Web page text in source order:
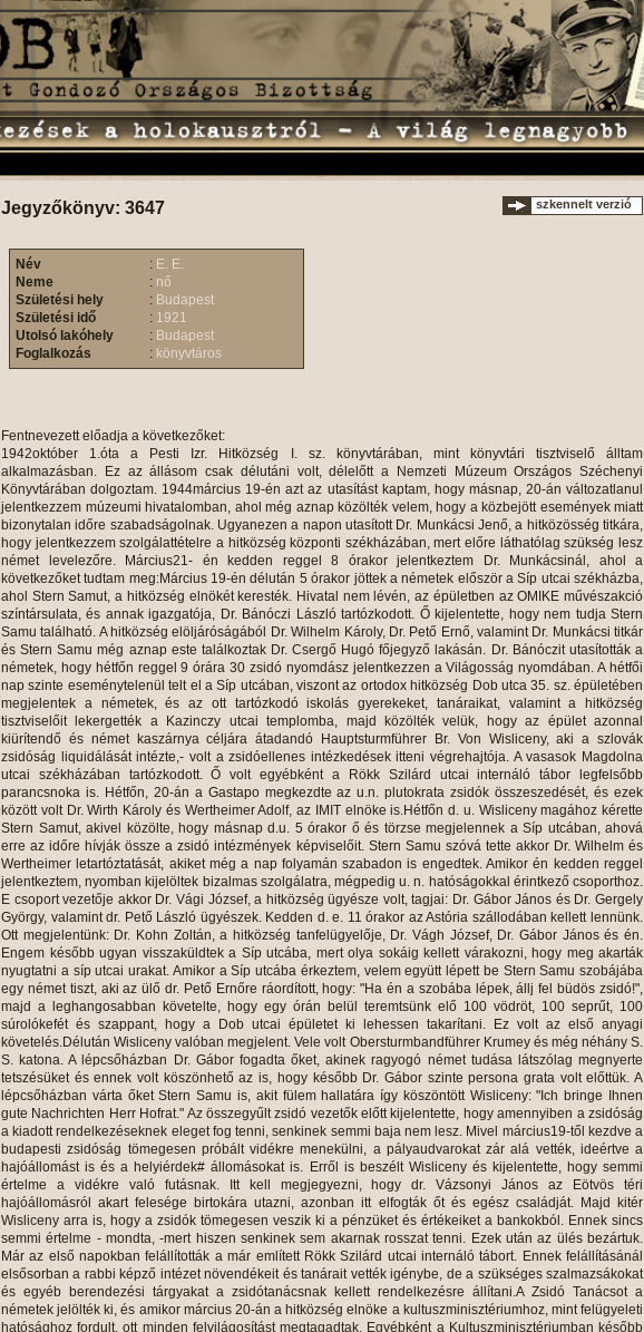
Jegyzőkönyv: 3647 szkennelt verzió
Név : E. E.
Neme
: nő
Születési hely
: Budapest
Születési idő
: 1921
Utolsó lakóhely
: Budapest
Foglalkozás
: könyvtáros
Fentnevezett előadja a következőket:
1942október 1.óta a Pesti Izr. Hitközség I. sz. könyvtárában, mint könyvtári tisztviselő álltam alkalmazásban. Ez az állásom csak délutáni volt, délelőtt a Nemzeti Múzeum Országos Széchenyi Könyvtárában dolgoztam. 1944március 19-én azt az utasítást kaptam, hogy másnap, 20-án változatlanul jelentkezzem múzeumi hivatalomban, ahol még aznap közölték velem, hogy a közbejött események miatt bizonytalan időre szabadságolnak. Ugyanezen a napon utasított Dr. Munkácsi Jenő, a hitközösség titkára, hogy jelentkezzem szolgálattételre a hitközség központi székházában, mert előre láthatólag szükség lesz német levelezőre. Március21- én kedden reggel 8 órakor jelentkeztem Dr. Munkácsinál, ahol a következőket tudtam meg:Március 19-én délután 5 órakor jöttek a németek először a Síp utcai székházba, ahol Stern Samut, a hitközség elnökét keresték. Hivatal nem lévén, az épületben az OMIKE művészakció színtársulata, és annak igazgatója, Dr. Bánóczi László tartózkodott. Ő kijelentette, hogy nem tudja Stern Samu található. A hitközség elöljáróságából Dr. Wilhelm Károly, Dr. Pető Ernő, valamint Dr. Munkácsi titkár és Stern Samu még aznap este találkoztak Dr. Csergő Hugó főjegyző lakásán. Dr. Bánóczit utasították a németek, hogy hétfőn reggel 9 órára 30 zsidó nyomdász jelentkezzen a Világosság nyomdában. A hétfői nap szinte eseménytelenül telt el a Síp utcában, viszont az ortodox hitközség Dob utca 35. sz. épületében megjelentek a németek, és az ott tartózkodó iskolás gyerekeket, tanáraikat, valamint a hitközség tisztviselőit lekergették a Kazinczy utcai templomba, majd közölték velük, hogy az épület azonnal kiürítendő és német kaszárnya céljára átadandó Hauptsturmführer Br. Von Wisliceny, aki a szlovák zsidóság liquidálását intézte,- volt a zsidóellenes intézkedések itteni végrehajtója. A vasasok Magdolna utcai székházában tartózkodott. Ő volt egyébként a Rökk Szilárd utcai internáló tábor legfelsőbb parancsnoka is. Hétfőn, 20-án a Gastapo megkezdte az u.n. plutokrata zsidók összeszedését, és ezek között volt Dr. Wirth Károly és Wertheimer Adolf, az IMIT elnöke is.Hétfőn d. u. Wisliceny magához kérette Stern Samut, akivel közölte, hogy másnap d.u. 5 órakor ő és törzse megjelennek a Síp utcában, ahová erre az időre hívják össze a zsidó intézmények képviselőit. Stern Samu szóvá tette akkor Dr. Wilhelm és Wertheimer letartóztatását, akiket még a nap folyamán szabadon is engedtek. Amikor én kedden reggel jelentkeztem, nyomban kijelöltek bizalmas szolgálatra, mégpedig u. n. hatóságokkal érintkező csoporthoz. E csoport vezetője akkor Dr. Vági József, a hitközség ügyésze volt, tagjai: Dr. Gábor János és Dr. Gergely György, valamint dr. Pető László ügyészek. Kedden d. e. 11 órakor az Astória szállodában kellett lennünk. Ott megjelentünk: Dr. Kohn Zoltán, a hitközség tanfelügyelője, Dr. Vágh József, Dr. Gábor János és én. Engem később ugyan visszaküldtek a Síp utcába, mert olya sokáig kellett várakozni, hogy meg akarták nyugtatni a síp utcai urakat. Amikor a Síp utcába érkeztem, velem együtt lépett be Stern Samu szobájába egy német tiszt, aki az ülő dr. Pető Ernőre ráordított, hogy: "Ha én a szobába lépek, állj fel büdös zsidó!", majd a leghangosabban követelte, hogy egy órán belül teremtsünk elő 100 vödröt, 100 seprűt, 100 súrolókefét és szappant, hogy a Dob utcai épületet ki lehessen takarítani. Ez volt az első anyagi követelés.Délután Wisliceny valóban megjelent. Vele volt Obersturmbandführer Krumey és még néhány S. S. katona. A lépcsőházban Dr. Gábor fogadta őket, akinek ragyogó német tudása látszólag megnyerte tetszésüket és ennek volt köszönhető az is, hogy később Dr. Gábor szinte persona grata volt előttük. A lépcsőházban várta őket Stern Samu is, akit fülem hallatára így köszöntött Wisliceny: "Ich bringe Ihnen gute Nachrichten Herr Hofrat." Az összegyűlt zsidó vezetők előtt kijelentette, hogy amennyiben a zsidóság a kiadott rendelkezéseknek eleget fog tenni, senkinek semmi baja nem lesz. Mivel március19-től kezdve a budapesti zsidóság tömegesen próbált vidékre menekülni, a pályaudvarokat zár alá vették, ideértve a hajóállomást is és a helyiérdek# állomásokat is. Erről is beszélt Wisliceny és kijelentette, hogy semmi értelme a vidékre való futásnak. Itt kell megjegyezni, hogy dr. Vázsonyi János az Eötvös téri hajóállomásról akart felesége birtokára utazni, azonban itt elfogták őt és egész családját. Majd kitér Wisliceny arra is, hogy a zsidók tömegesen veszik ki a pénzüket és értékeiket a bankokból. Ennek sincs semmi értelme - mondta, -mert hiszen senkinek sem akarnak rosszat tenni. Ezek után az ülés bezártuk. Már az első napokban felállították a már említett Rökk Szilárd utcai internáló tábort. Ennek felállításánál elsősorban a rabbi képző intézet növendékeit és tanárait vették igénybe, de a szükséges szalmazsákokat és egyéb berendezési tárgyakat a zsidótanácsnak kellett rendelkezésre állítani.A Zsidó Tanácsot a németek jelölték ki, és amikor március 20-án a hitközség elnöke a kultuszminisztériumhoz, mint felügyeleti hatósághoz fordult, ott minden felvilágosítást megtagadtak. Egyébként a Kultuszminisztériumban később egyedül Mester Miklós államtitkár volt az, akire számítani lehetett.A Zsidó Tanács összetétele a következő volt: Stern Samu, Dr. Wilhelm Károly, Dr. Kahán Nisson, Dr. Pető Ernő, Freudiger Fülöp, Kahán Frankl Samu, Dr. Csobádi Samu, Dr.Boda Ernő. A Zsidó Tanács tagjai és a főbb tisztviselők, valamint azok a kisebb tisztviselők és altisztek, akiknek szabad mozgását biztosítani kellett, igazolványt kaptak. Az igazolvány szövege a következő volt. "Jelen igazolvány tulajdonosa a zsidó budapesti tanácsának tagja, és mint ilyen védelem alatt áll. Minden ellene alkalmazott intézkedést megelőzően az aláíró hatóságot kell megkérdezni." Az igazolványt Krumey Oberststurmführer írta alá, később pecséttel is ellátták, majd az Állambiztonsági Rendészet felállításakor Dr. Koltay László osztályvezető aláírásával és az osztály bélyegzőjével látták el. Az ilyen igazolvány tulajdonosait internálni nem lehetett és így sikerült többek között Dr. Bródy Ernőt, Dr. Balkányi Kálmánt és még néhány vezető zsidó személyiséget az internáló táborból kihozni. A Zsidó Tanács működése megalakulásától kezdve három irányba terjedt ki:Az első volt a németek szinte percenként felállított, egyre nagyobb követeléseinek kielégítése.A második volt a vidéki és budapesti zsidóság közötti összeköttetés fenntartása és a zsidóság lehetőség szerinti megnyugtatása. A harmadik pedig a titkos külföldi levelezés és a mentőakciók.I.A németek a Gestapo főhadiszállását a svábhegyi társasházakban és környező villákban állították fel. Kumey és Eichmann legfelsőbb parancsnokok, valamint Koltay és Hain Péter és Majesticben voltak elhelyezve és ezekkel kellett leginkább érintkezni. Az anyagi követlelések mérhetetlen mértéket öltöttek. Így pl. két esztendő távlatából is világosan emlékszem arra, hogy Majestic berendezésekor többek között a következő listát kaptuk:150 íróasztal, ezek közül 15 diplomata150 asztal, szék, ezek közül 15 príma200 szék300 sörös pohár150 rádió100 dohányzó garnitúra (asztalok, székek) ebből 15 bőr300 likőrös pohár300 boros pohár6 koktél séker150 papírkosár150 íróasztal garnitúra, ebből 15 márvány150 íróasztal lámpa, ebből 15 gyönyörűÉs így tovább az iroda berendezési cikkek legapróbb részletéig és mindezt töménytelen mennyiségben. A hitközség anyagi erejét mindezek a követelések messze túlhaladták és a pénzügyi elöljáró, Büchler Bertalan, valamint Szüsz Artúr elöljáró helyettes összehívták a pénzügy bizottságot, akik a budapesti zsidóságot egyénenkénti adakozásra szólították fel. A Gestapo- n kívül, fel kellett szerelni és kitatarozni a dob utca 35 sz. házat, ahol a németek műhelyt állítottak fel. E műhelyek személyzete zsidókból állott. Azok a zsidók, akik ezekben a műhelyekben dolgoztak, mentesültek a csillag viselésen kívül minden egyébtől, illetőleg az internálástól. Miután azonban az internállási veszély mindenkit egyformán fenyegetett, ez igen nagy előnyt jelentett. A műszaki megrendelések és a műhelyek legénységének kiállítására szükségessé vált egy műszaki osztály felállítása. Ennek élére Székely Dezső műépítész került, adminisztratív vezetője domonkos Miksa tisztviselő volt. Ők voltak ezután azok, akik az összes befutó igényeket kielégítették, majd szoros kapcsolatot tartottak fenn az S.S. parancsnokával, aki Vida Jenő villájában lakott, és akinek többek között kertészre volt szüksége, hogy a villa kertjét rendben tartsák. Felesleges volna most az összes igényeket felsorolni, elég annyit mondani, , hogy a németek építettek egy alagutat, amely a Majestctől a Golf szállóig vezetett és ezt zsidókkal csináltatták, akiknek órabérét a Zsidó tanács volt köteles fizetni. De ilyen nagyarányú építkezésektől egészen addig, hogy egy a Gestapo részéről rendezendő koncertnél Krumaynak egy csellóra volt szüksége, minden kívánságukkal a zsidó tanácshoz fordultak. E kívánságok egy részét sikerült nem teljesíteni, legnagyobb részükben azonban kénytelenek voltak a zsidó tanács vezetői kielégíteni őket, annál is inkább, mert abban a naiv hitben éltek, hogy a kívánságok teljesítése megelőzi, vagy elkerülhetővé teszi az időközben vidéken már bekövetkezett deportálások folytatását. A németek megkövetelték, hogy a Zsidó Tanács rendszeresen adjon ki értesítőt a zsidóság számára. Így született meg" Magyarországi Zsidóság Lapja", mert a németek a " Magyar Zsidók Lapja" címet nem engedélyezték. A németeknek kellett tehát jönni, hogy a magyar zsidók rájöjjenek arra, miszerint ők nem magyar zsidók. A németek a lapot cenzúrázták, kezdetben Kumay, majd később annak tisztiszolgája, Scwartz úr. A lap német fordítására és a német nyelvű beadványok elkészítésére fordító irodát állítottak fel. Ezen iroda vezetője Dr. Kiss Dezső, a Pester Lloyd volt munkatársa, tagjai pedig: Bródy Ernő, Bacher- Bodrog Pál, Dr. Turóczi- Trostler József voltak. A Hitközség ügyrendjét és berendezését a beállott események következtében teljesen át kellett állítani. Mivel a napról- napra megjelenő rendelet